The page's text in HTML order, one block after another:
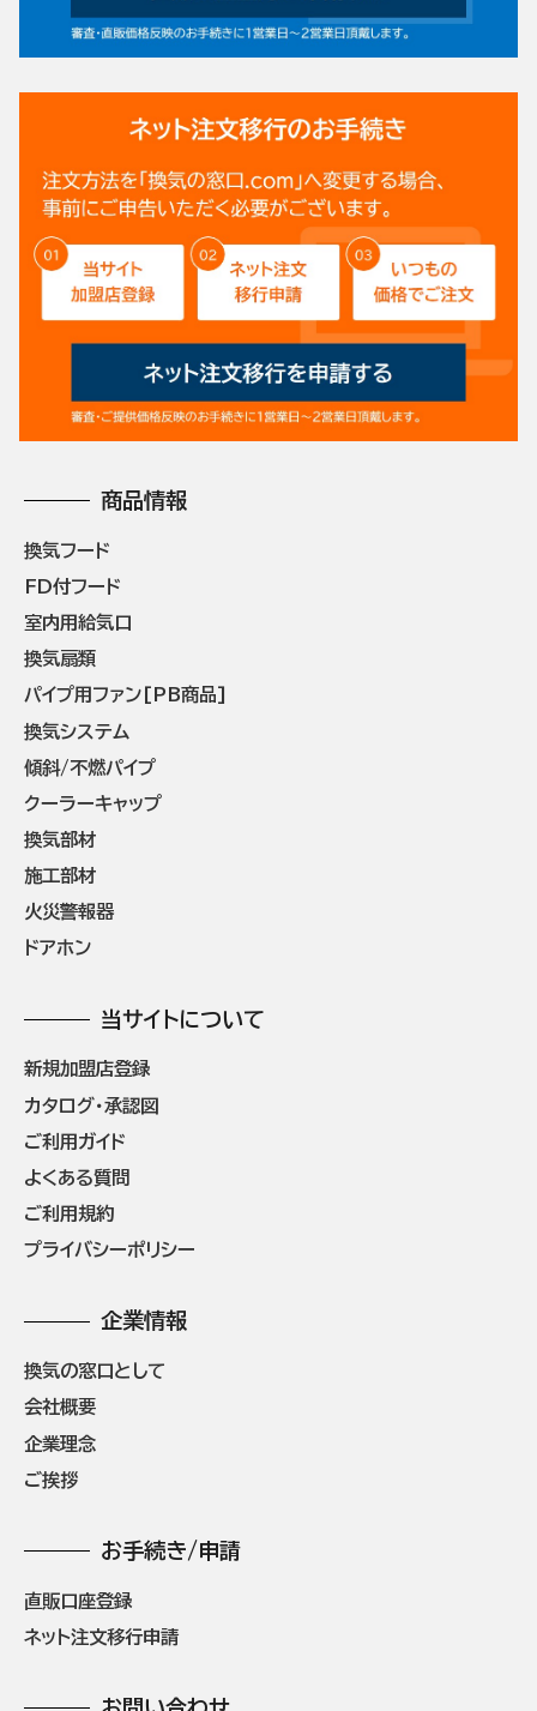
商品情報
換気フード
FD付フード
室内用給気口
換気扇類
パイプ用ファン[PB商品]
換気システム
傾斜/不燃パイプ
クーラーキャップ
換気部材
施工部材
火災警報器
ドアホン
当サイトについて
新規加盟店登録
カタログ・承認図
ご利用ガイド
よくある質問
ご利用規約
プライバシーポリシー
企業情報
換気の窓口として
会社概要
企業理念
ご挨拶
お手続き/申請
直販口座登録
ネット注文移行申請